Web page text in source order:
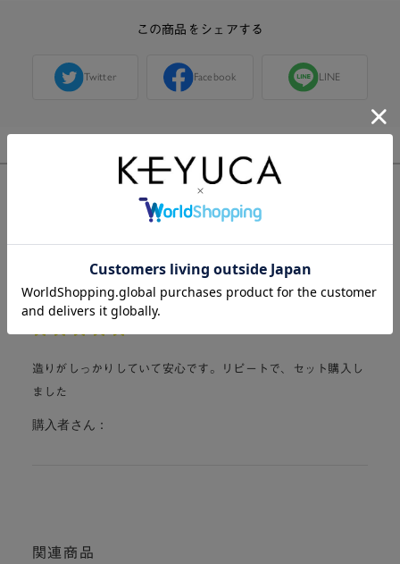
この商品をシェアする
Twitter Facebook LINE
購入した人のレビュー
造りがしっかりしていて安心です。リピートで、セット購入し
ました
購入者さん：
関連商品